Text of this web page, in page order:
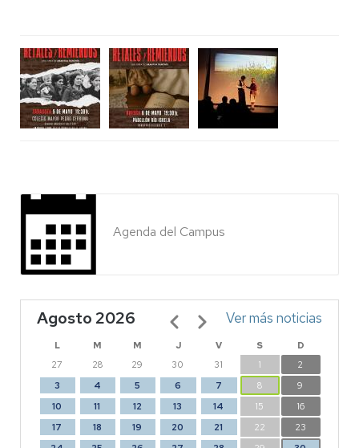
Agenda del Campus
Agosto 2026
L M M J V S
D
27
28 29 30 31 1
2
3
4 5 6 7 8
9
10
11 12 13 14 15
16
17
18 19 20 21 22
23
Paginación Ver más noticias